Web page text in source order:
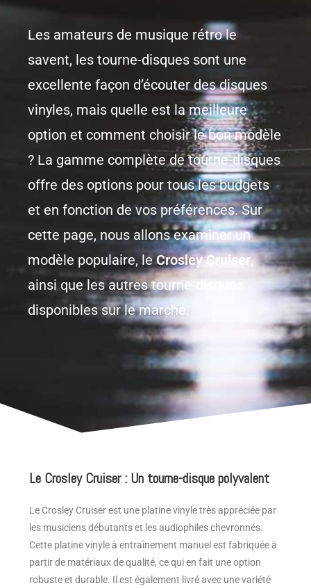
Les amateurs de musique rétro le
savent, les tourne-disques sont une
excellente façon d’écouter des disques
vinyles, mais quelle est la meilleure
option et comment choisir le bon modèle
? La gamme complète de tourne-disques
offre des options pour tous les budgets
et en fonction de vos préférences. Sur
cette page, nous allons examiner un
modèle populaire, leCrosley Cruiser,
ainsi que les autres tourne-disques
disponibles sur le marché.
Le Crosley Cruiser : Un tourne-disque polyvalent
Le Crosley Cruiser est une platine vinyle très appréciée par
les musiciens débutants et les audiophiles chevronnés.
Cette platine vinyle à entraînement manuel est fabriquée à
partir de matériaux de qualité, ce qui en fait une option
robuste et durable. Il est également livré avec une variété